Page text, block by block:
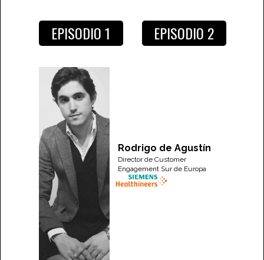
Rodrigo de Agustín
Director de Customer
Engagement Sur de Europa
EPISODIO 2
EPISODIO 1